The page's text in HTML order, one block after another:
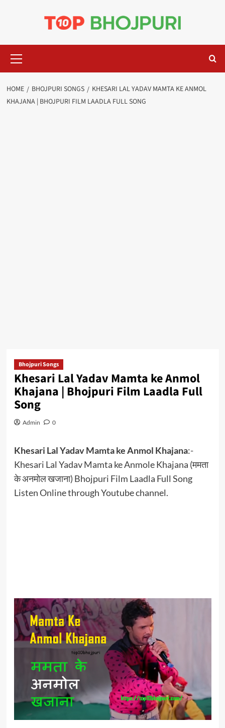
Menu
HOME BHOJPURI SONGS
KHESARI LAL YADAV MAMTA KE ANMOL
KHAJANA | BHOJPURI FILM LAADLA FULL SONG
Bhojpuri Songs
Khesari Lal Yadav Mamta ke Anmol
Khajana | Bhojpuri Film Laadla Full
Song
Admin 0
Khesari Lal Yadav Mamta ke Anmol Khajana:-
Khesari Lal Yadav Mamta ke Anmole Khajana (ममता
के अनमोल खजाना) Bhojpuri Film Laadla Full Song
Listen Online through Youtube channel.